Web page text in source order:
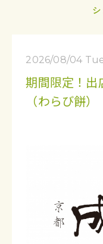
2026/08/04
期間限定！出
（わらび餅）